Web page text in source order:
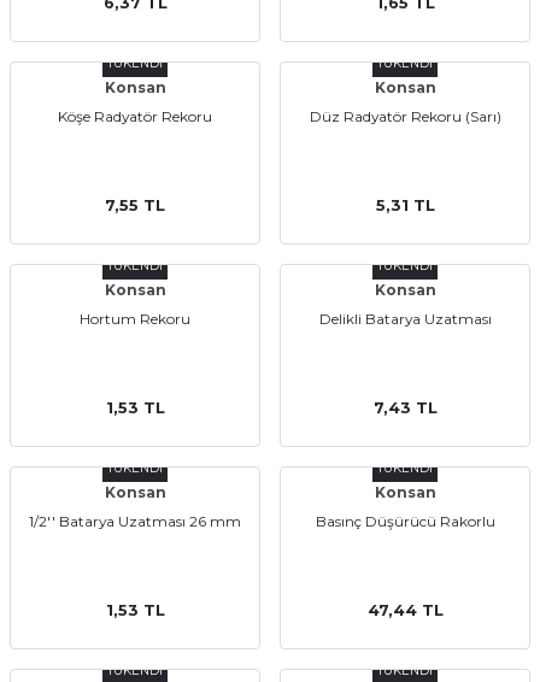
TÜKENDİ
Konsan
Köşe Radyatör Rekoru
7,55 TL
TÜKENDİ
Konsan
Düz Radyatör Rekoru (Sarı)
5,31 TL
TÜKENDİ
Konsan
Hortum Rekoru
1,53 TL
TÜKENDİ
Konsan
Delikli Batarya Uzatması
7,43 TL
TÜKENDİ
Konsan
1/2'' Batarya Uzatması 26 mm
1,53 TL
TÜKENDİ
Konsan
Basınç Düşürücü Rakorlu
47,44 TL
TÜKENDİ TÜKENDİ